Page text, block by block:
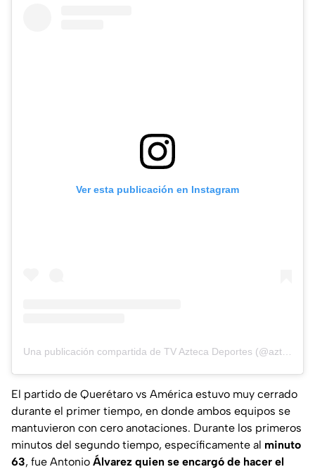
Ver esta publicación en Instagram
Una publicación compartida de TV Azteca Deportes (@aztecadeportes)
El partido de Querétaro vs América estuvo muy cerrado
durante el primer tiempo, en donde ambos equipos se
mantuvieron con cero anotaciones. Durante los primeros
minutos del segundo tiempo, específicamente al minuto
63, fue Antonio Álvarez quien se encargó de hacer el